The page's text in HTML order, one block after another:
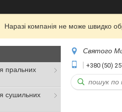
Наразі компанія не може швидко
пральних
сушильних
Святого
+380 (50)